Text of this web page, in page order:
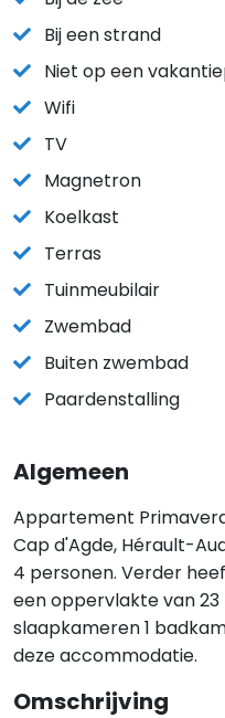
Bij een strand
Niet op een
Wifi
TV
Magnetron
Koelkast
Terras
Tuinmeubilair
Zwembad
Buiten zwembad
Paardenstalling
Algemeen
Appartement Primavera
Cap d'Agde, Hérault-
4 personen. Verder
een oppervlakte van 23
slaapkameren 1
deze accommodatie.
Omschrijving